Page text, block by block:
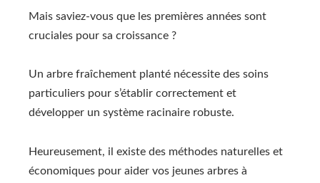
Mais saviez-vous que les premières années sont
cruciales pour sa croissance ?
Un arbre fraîchement planté nécessite des soins
particuliers pour s’établir correctement et
développer un système racinaire robuste.
Heureusement, il existe des méthodes naturelles et
économiques pour aider vos jeunes arbres à